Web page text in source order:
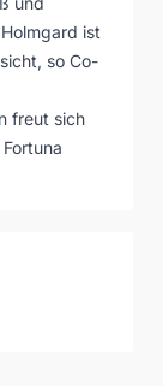
ist
so Co-
freut sich